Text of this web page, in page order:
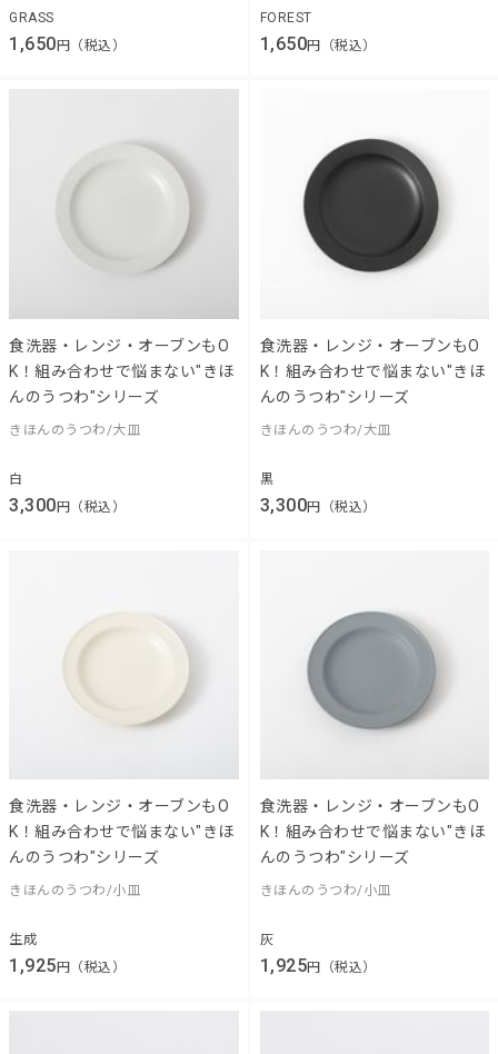
GRASS
1,650 円（税込）
FOREST
1,650円（税込）
食洗器・レンジ・オーブンもO
K！組み合わせで悩まない"きほ
んのうつわ"シリーズ
きほんのうつわ/大皿
白
3,300円（税込）
食洗器・レンジ・オーブンもO
K！組み合わせで悩まない"きほ
んのうつわ"シリーズ
きほんのうつわ/大皿
黒
3,300円（税込）
食洗器・レンジ・オーブンもO
K！組み合わせで悩まない"きほ
んのうつわ"シリーズ
きほんのうつわ/小皿
生成
1,925 円（税込）
食洗器・レンジ・オーブンもO
K！組み合わせで悩まない"きほ
んのうつわ"シリーズ
きほんのうつわ/小皿
灰
1,925円（税込）